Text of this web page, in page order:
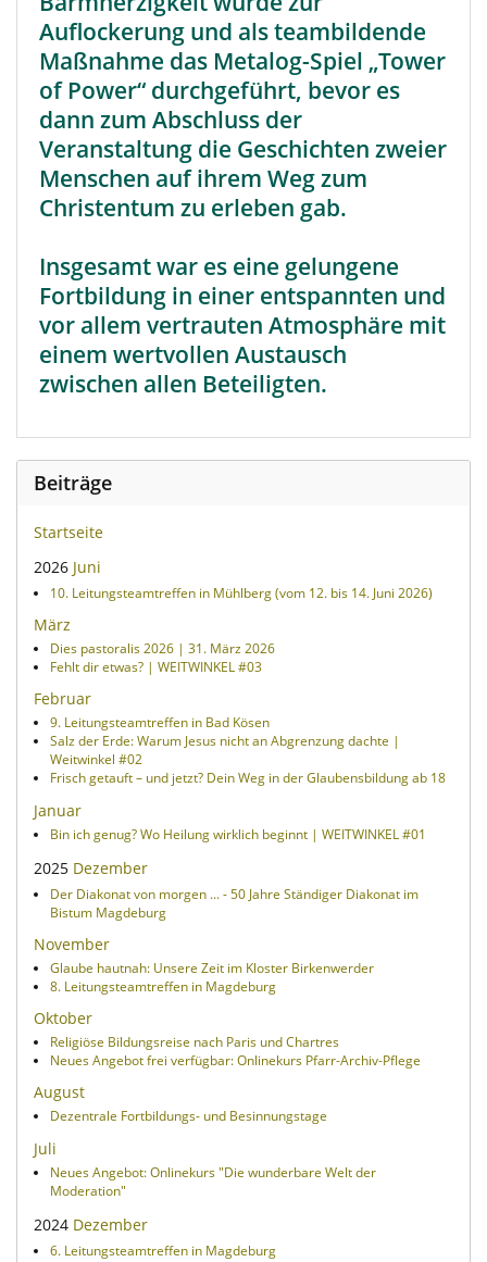
Auflockerung und als teambildende
Maßnahme das Metalog-Spiel „Tower
of Power“ durchgeführt, bevor es
dann zum Abschluss der
Veranstaltung die Geschichten zweier
Menschen auf ihrem Weg zum
Christentum zu erleben gab.
Insgesamt war es eine gelungene
Fortbildung in einer entspannten und
vor allem vertrauten Atmosphäre mit
einem wertvollen Austausch
zwischen allen Beteiligten.
Beiträge
Startseite
2026 Juni
10. Leitungsteamtreffen in Mühlberg (vom 12. bis 14. Juni 2026)
März
Dies pastoralis 2026 | 31. März 2026
Fehlt dir etwas? | WEITWINKEL #03
Februar
9. Leitungsteamtreffen in Bad Kösen
Salz der Erde: Warum Jesus nicht an Abgrenzung dachte |
Weitwinkel #02
Frisch getauft – und jetzt? Dein Weg in der Glaubensbildung ab 18
Januar
Bin ich genug? Wo Heilung wirklich beginnt | WEITWINKEL #01
2025 Dezember
Der Diakonat von morgen ... - 50 Jahre Ständiger Diakonat im
Bistum Magdeburg
November
Glaube hautnah: Unsere Zeit im Kloster Birkenwerder
8. Leitungsteamtreffen in Magdeburg
Oktober
Religiöse Bildungsreise nach Paris und Chartres
Neues Angebot frei verfügbar: Onlinekurs Pfarr-Archiv-Pflege
August
Dezentrale Fortbildungs- und Besinnungstage
Juli
Neues Angebot: Onlinekurs "Die wunderbare Welt der
Moderation"
2024 Dezember
6. Leitungsteamtreffen in Magdeburg